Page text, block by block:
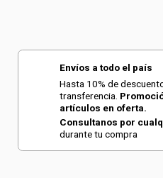
Envíos a todo el país
Hasta 10% de
transferencia.
artículos en oferta.
Consultanos por
durante tu compra